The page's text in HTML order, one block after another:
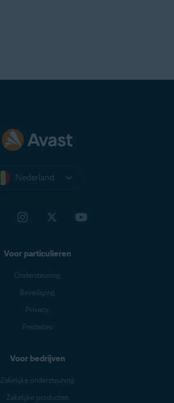
Nederland
Voor particulieren
Ondersteuning
Beveiliging
Privacy
Prestaties
Voor bedrijven
Zakelijke ondersteuning
Zakelijke producten